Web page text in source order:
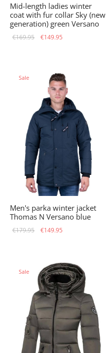
Mid-length ladies winter
coat with fur collar Sky (new
generation) green Versano
€169.95
Original
€169.95.
€149.95
Sale
Men's parka winter jacket
Thomas N Versano blue
€179.95
Original
€179.95.
€149.95
Sale